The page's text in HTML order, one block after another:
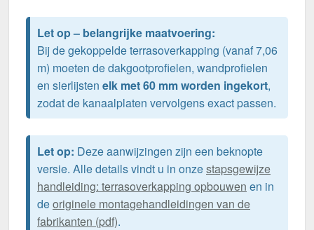
Let op – belangrijke maatvoering:
Bij de gekoppelde terrasoverkapping (vanaf 7,06
m) moeten de dakgootprofielen, wandprofielen
en sierlijsten elk met 60 mm worden ingekort,
zodat de kanaalplaten vervolgens exact passen.
Let op: Deze aanwijzingen zijn een beknopte
versie. Alle details vindt u in onzestapsgewijze
handleiding: terrasoverkapping opbouwen en in
deoriginele montagehandleidingen van de
fabrikanten (pdf).